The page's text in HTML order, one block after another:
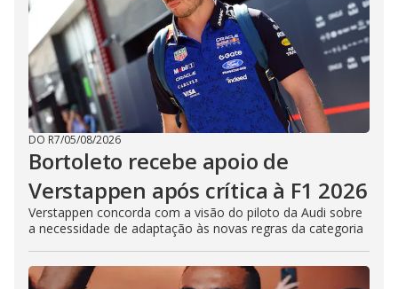
DO R7/05/08/2026
Bortoleto recebe apoio de
Verstappen após crítica à F1 2026
Verstappen concorda com a visão do piloto da Audi sobre
a necessidade de adaptação às novas regras da categoria